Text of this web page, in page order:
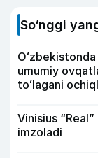
So‘nggi
umumiy
toʻlagani
Vinisius
imzoladi